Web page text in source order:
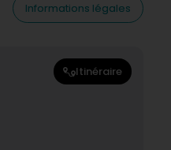
Informations légales
Itinéraire